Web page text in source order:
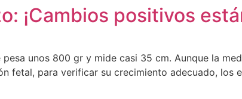
¡Cambios positivos
unos 800 gr y mide casi 35 cm. Aunque la
fetal, para verificar su crecimiento adecuado, los